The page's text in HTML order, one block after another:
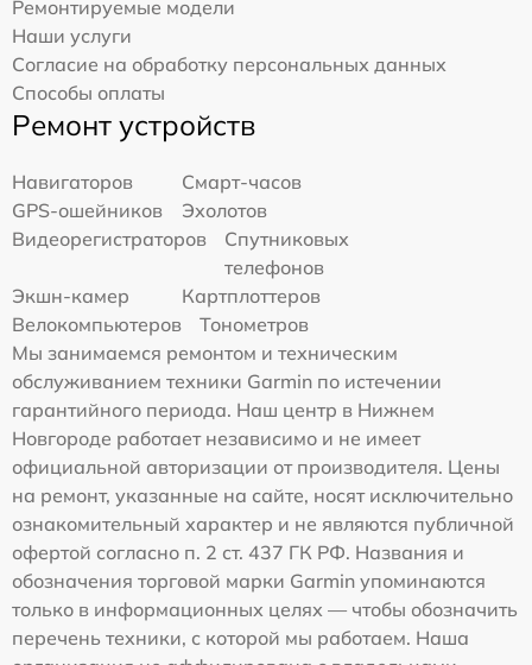
Ремонтируемые модели
Наши услуги
Согласие на обработку персональных данных
Способы оплаты
Ремонт устройств
Навигаторов
Смарт-часов
GPS-ошейников
Эхолотов
Видеорегистраторов
Спутниковых
телефонов
Экшн-камер
Картплоттеров
Велокомпьютеров
Тонометров
Мы занимаемся ремонтом и техническим
обслуживанием техники Garmin по истечении
гарантийного периода. Наш центр в Нижнем
Новгороде работает независимо и не имеет
официальной авторизации от производителя. Цены
на ремонт, указанные на сайте, носят исключительно
ознакомительный характер и не являются публичной
офертой согласно п. 2 ст. 437 ГК РФ. Названия и
обозначения торговой марки Garmin упоминаются
только в информационных целях — чтобы обозначить
перечень техники, с которой мы работаем. Наша